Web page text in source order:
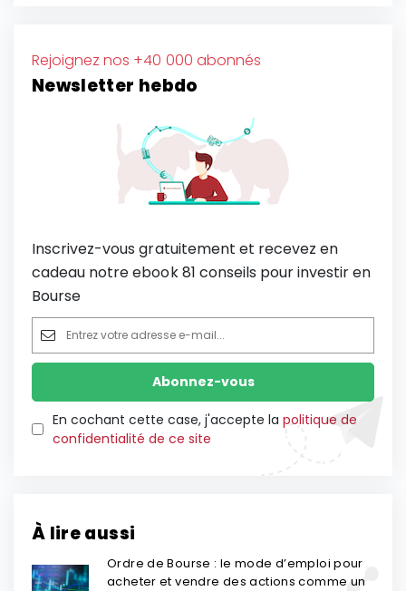
Rejoignez nos +40 000 abonnés
Newsletter hebdo
Inscrivez-vous gratuitement et recevez en
cadeau notre ebook 81 conseils pour investir en
Bourse
En cochant cette case, j'accepte la politique de
confidentialité de ce site
À lire aussi
Ordre de Bourse : le mode d’emploi pour
acheter et vendre des actions comme un